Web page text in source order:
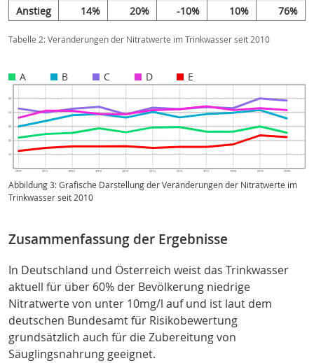
Tabelle 2: Veränderungen der Nitratwerte im Trinkwasser seit 2010
Anstieg
14% 20% -10% 10% 76%
A B C D E
Abbildung 3: Grafische Darstellung der Veränderungen der Nitratwerte im
Trinkwasser seit 2010
Zusammenfassung der Ergebnisse
In Deutschland und Österreich weist das Trinkwasser
aktuell für über 60% der Bevölkerung niedrige
Nitratwerte von unter 10mg/l auf und ist laut dem
deutschen Bundesamt für Risikobewertung
grundsätzlich auch für die Zubereitung von
Säuglingsnahrung geeignet.